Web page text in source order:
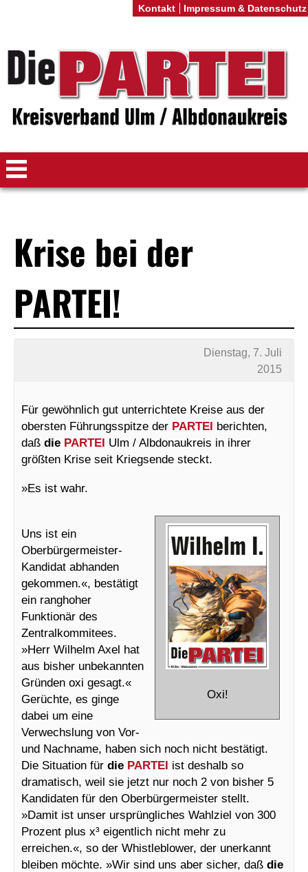
Krise bei der
PARTEI!
Dienstag, 7. Juli
2015
Für gewöhnlich gut unterrichtete Kreise aus der
obersten Führungsspitze der PARTEI berichten,
daß die PARTEI Ulm / Albdonaukreis in ihrer
größten Krise seit Kriegsende steckt.
»Es ist wahr.
Oxi!
Uns ist ein
Oberbürgermeister-
Kandidat abhanden
gekommen.«, bestätigt
ein ranghoher
Funktionär des
Zentralkommitees.
»Herr Wilhelm Axel hat
aus bisher unbekannten
Gründen oxi gesagt.«
Gerüchte, es ginge
dabei um eine
Verwechslung von Vor-
und Nachname, haben sich noch nicht bestätigt.
Die Situation für die PARTEI ist deshalb so
dramatisch, weil sie jetzt nur noch 2 von bisher 5
Kandidaten für den Oberbürgermeister stellt.
»Damit ist unser ursprüngliches Wahlziel von 300
Prozent plus x³ eigentlich nicht mehr zu
erreichen.«, so der Whistleblower, der unerkannt
bleiben möchte. »Wir sind uns aber sicher, daß die
Kontakt Impressum & Datenschutz